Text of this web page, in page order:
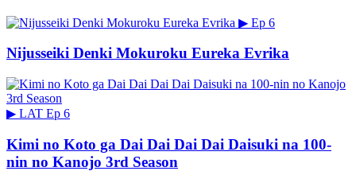
▶ Ep 6
Nijusseiki Denki Mokuroku Eureka Evrika
▶ LAT Ep 6
Kimi no Koto ga Dai Dai Dai Dai Daisuki na 100-
nin no Kanojo 3rd Season